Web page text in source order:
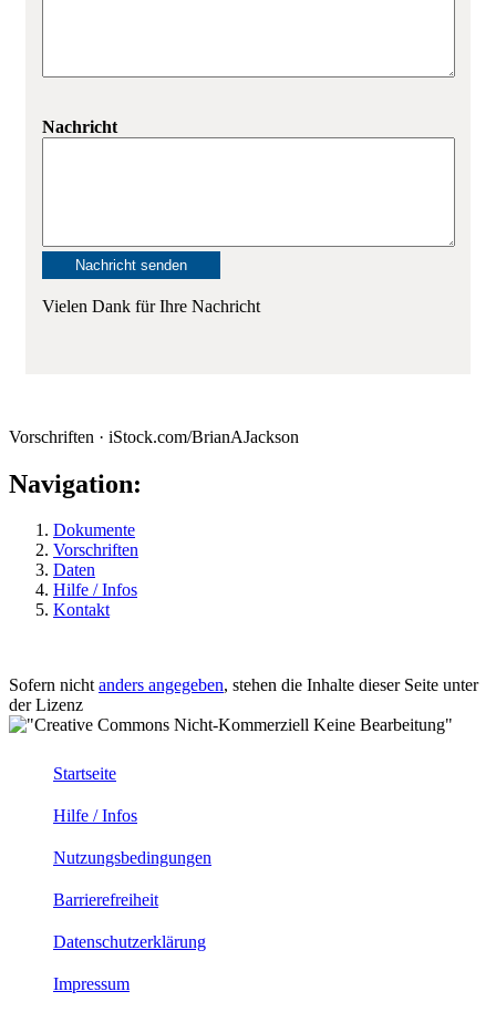
Nachricht
Vielen Dank für Ihre Nachricht
Vorschriften · iStock.com/BrianAJackson
Navigation:
Dokumente
Vorschriften
Daten
Hilfe / Infos
Kontakt
Sofern nichtanders angegeben, stehen die Inhalte dieser Seite unter
der Lizenz
Startseite
Hilfe / Infos
Nutzungsbedingungen
Barrierefreiheit
Datenschutzerklärung
Impressum